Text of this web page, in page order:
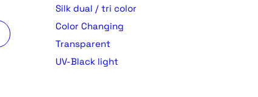
Silk dual / tri color
Color Changing
Transparent
UV-Black light